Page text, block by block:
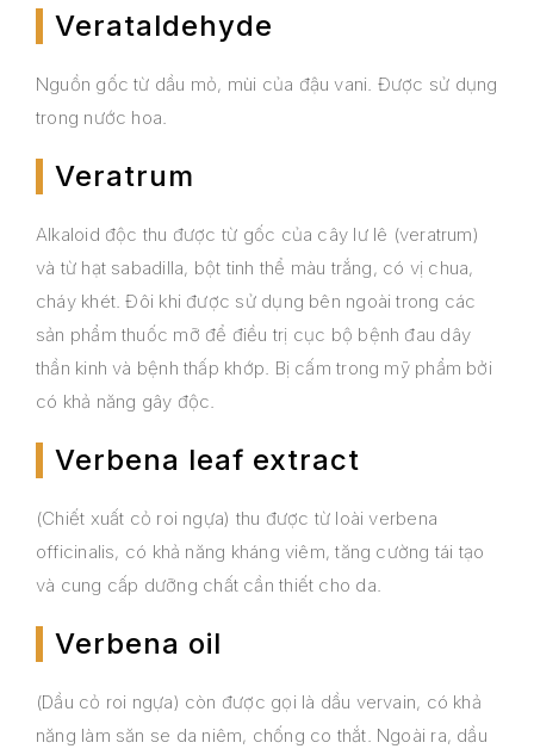
Verataldehyde
Nguồn gốc từ dầu mỏ, mùi của đậu vani. Được sử dụng
trong nước hoa.
Veratrum
Alkaloid độc thu được từ gốc của cây lư lê (veratrum)
và từ hạt sabadilla, bột tinh thể màu trắng, có vị chua,
cháy khét. Đôi khi được sử dụng bên ngoài trong các
sản phẩm thuốc mỡ để điều trị cục bộ bệnh đau dây
thần kinh và bệnh thấp khớp. Bị cấm trong mỹ phẩm bởi
có khả năng gây độc.
Verbena leaf extract
(Chiết xuất cỏ roi ngựa) thu được từ loài verbena
officinalis, có khả năng kháng viêm, tăng cường tái tạo
và cung cấp dưỡng chất cần thiết cho da.
Verbena oil
(Dầu cỏ roi ngựa) còn được gọi là dầu vervain, có khả
năng làm săn se da niêm, chống co thắt. Ngoài ra, dầu